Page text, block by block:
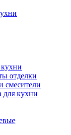
отделки
смесители
для кухни